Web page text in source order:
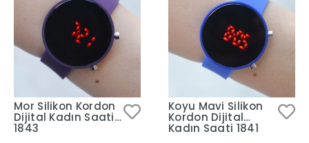
Mor Silikon Kordon
Dijital Kadın Saati
1843
Koyu Mavi Silikon
Kordon Dijital
Kadın Saati 1841